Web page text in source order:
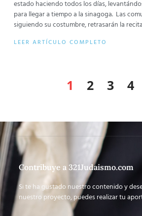
estado haciendo todos los días,
para llegar a tiempo a la sinagoga. Las
siguiendo su costumbre, retrasarán la
LEER ARTÍCULO COMPLETO
1 2 3 4
Contribuye a 321Judaismo.com
Si te ha gustado nuestro contenido y
nuestro proyecto, puedes realizar tu